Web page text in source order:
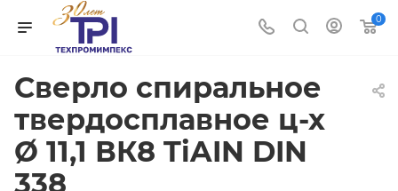
0
Сверло спиральное
твердосплавное ц-х
Ø 11,1 ВК8 TiAIN DIN
338